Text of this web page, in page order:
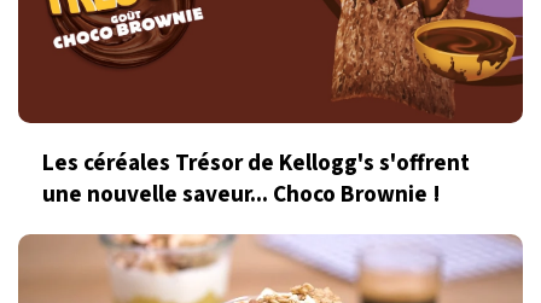
Les céréales Trésor de Kellogg's s'offrent
une nouvelle saveur... Choco Brownie !